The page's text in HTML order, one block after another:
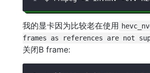
我的显卡因为比较老在使用
frames as references are not
关闭B frame: